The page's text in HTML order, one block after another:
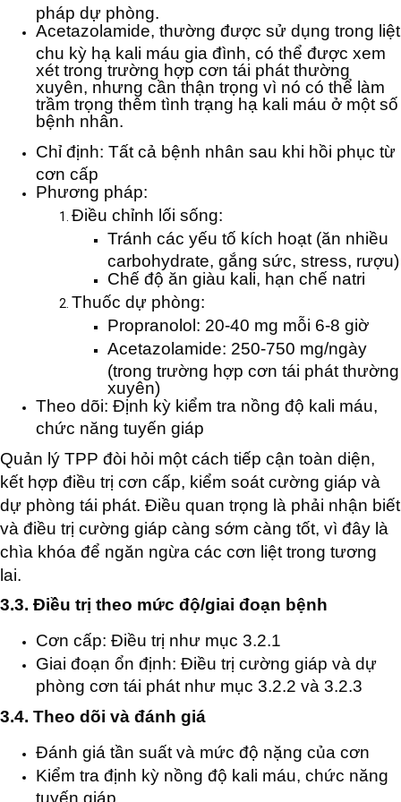
pháp dự phòng.
Acetazolamide, thường được sử dụng trong liệt
chu kỳ hạ kali máu gia đình, có thể được xem
xét trong trường hợp cơn tái phát thường
xuyên, nhưng cần thận trọng vì nó có thể làm
trầm trọng thêm tình trạng hạ kali máu ở một số
bệnh nhân.
Chỉ định: Tất cả bệnh nhân sau khi hồi phục từ
cơn cấp
Phương pháp:
Điều chỉnh lối sống:
Tránh các yếu tố kích hoạt (ăn nhiều
carbohydrate, gắng sức, stress, rượu)
Chế độ ăn giàu kali, hạn chế natri
Thuốc dự phòng:
Propranolol: 20-40 mg mỗi 6-8 giờ
Acetazolamide: 250-750 mg/ngày
(trong trường hợp cơn tái phát thường
xuyên)
Theo dõi: Định kỳ kiểm tra nồng độ kali máu,
chức năng tuyến giáp
Quản lý TPP đòi hỏi một cách tiếp cận toàn diện,
kết hợp điều trị cơn cấp, kiểm soát cường giáp và
dự phòng tái phát. Điều quan trọng là phải nhận biết
và điều trị cường giáp càng sớm càng tốt, vì đây là
chìa khóa để ngăn ngừa các cơn liệt trong tương
lai.
3.3. Điều trị theo mức độ/giai đoạn bệnh
Cơn cấp: Điều trị như mục 3.2.1
Giai đoạn ổn định: Điều trị cường giáp và dự
phòng cơn tái phát như mục 3.2.2 và 3.2.3
3.4. Theo dõi và đánh giá
Đánh giá tần suất và mức độ nặng của cơn
Kiểm tra định kỳ nồng độ kali máu, chức năng
tuyến giáp